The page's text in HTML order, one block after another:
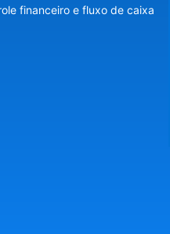
financeiro e fluxo de caixa